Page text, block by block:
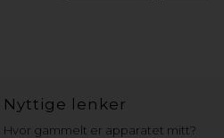
Nyttige lenker
Hvor gammelt er apparatet mitt?